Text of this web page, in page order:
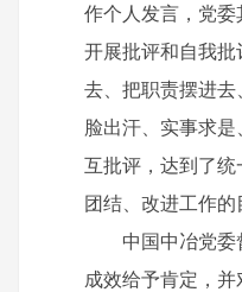
作个人发言，党
开展批评和自我
去、把职责摆进
脸出汗、实事求
互批评，达到了
团结、改进工作的
中国中冶党委
成效给予肯定，